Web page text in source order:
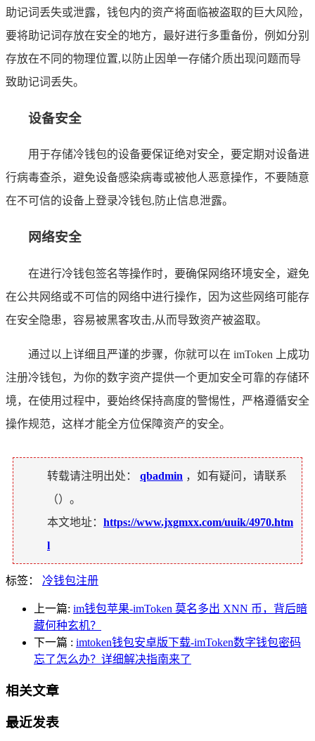
助记词丢失或泄露，钱包内的资产将面临被盗取的巨大风险，
要将助记词存放在安全的地方，最好进行多重备份，例如分别
存放在不同的物理位置,以防止因单一存储介质出现问题而导
致助记词丢失。
设备安全
用于存储冷钱包的设备要保证绝对安全，要定期对设备进
行病毒查杀，避免设备感染病毒或被他人恶意操作，不要随意
在不可信的设备上登录冷钱包,防止信息泄露。
网络安全
在进行冷钱包签名等操作时，要确保网络环境安全，避免
在公共网络或不可信的网络中进行操作，因为这些网络可能存
在安全隐患，容易被黑客攻击,从而导致资产被盗取。
通过以上详细且严谨的步骤，你就可以在 imToken 上成功
注册冷钱包，为你的数字资产提供一个更加安全可靠的存储环
境，在使用过程中，要始终保持高度的警惕性，严格遵循安全
操作规范，这样才能全方位保障资产的安全。
转载请注明出处： qbadmin ，如有疑问，请联系
（）。
本文地址： https://www.jxgmxx.com/uuik/4970.htm
l
标签： 冷钱包注册
上一篇: im钱包苹果-imToken 莫名多出 XNN 币，背后暗
藏何种玄机？
下一篇 : imtoken钱包安卓版下载-imToken数字钱包密码
忘了怎么办？详细解决指南来了
相关文章
最近发表